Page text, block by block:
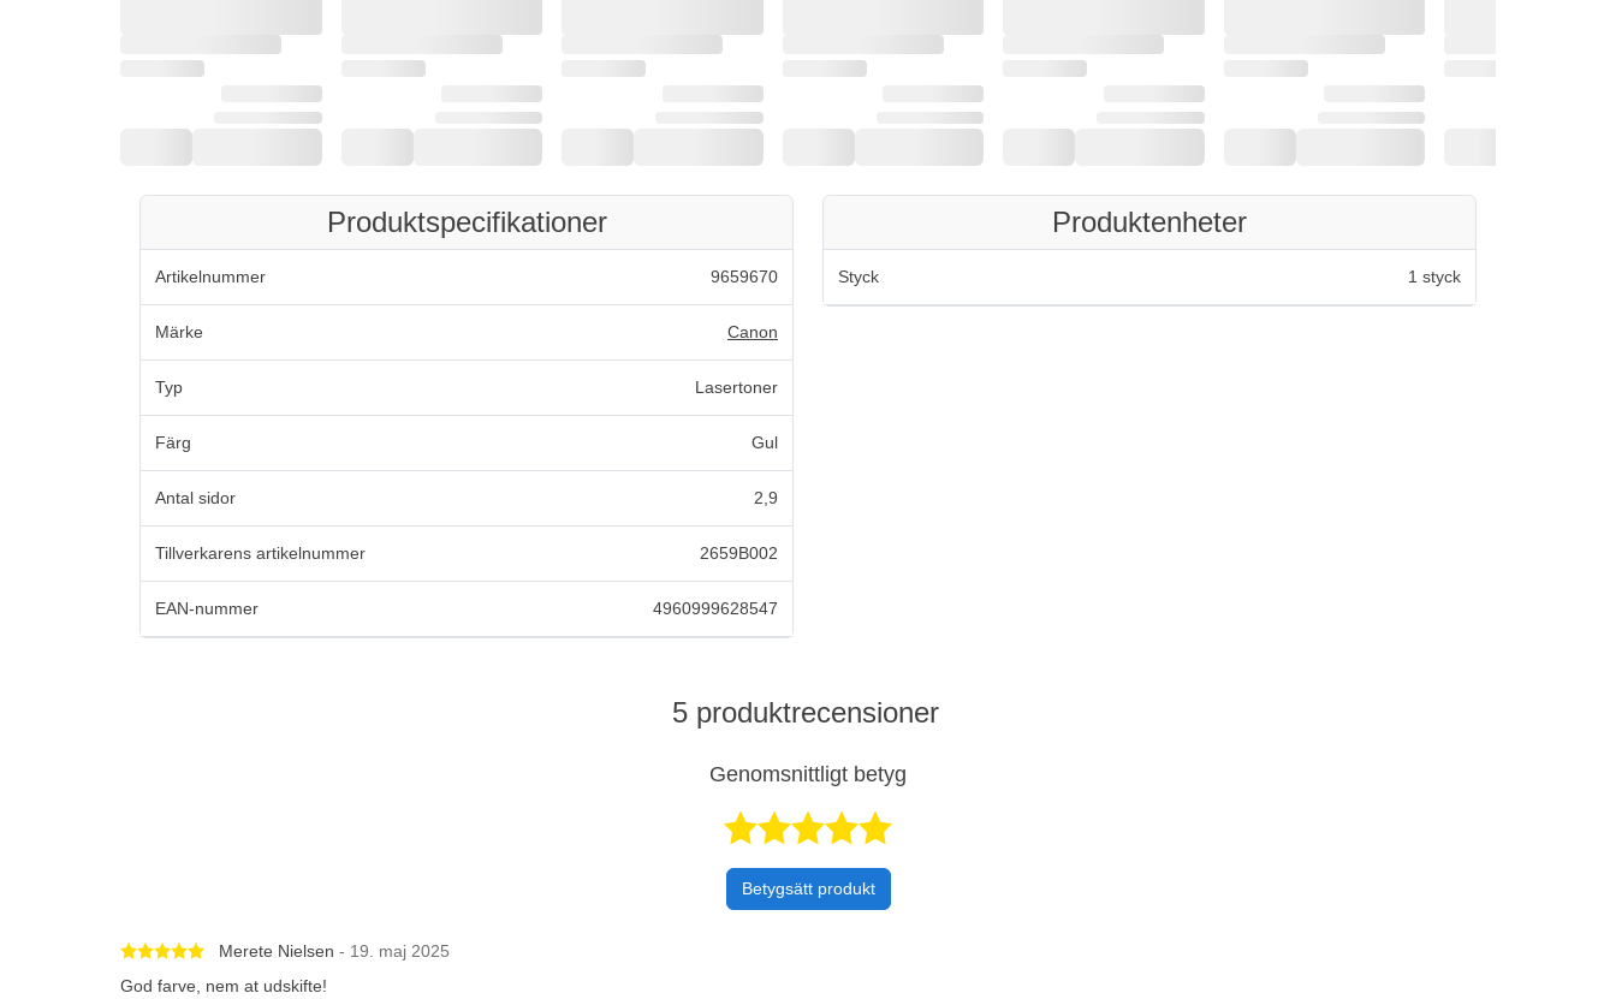
Produktspecifikationer
Artikelnummer 9659670
Märke Canon
Typ Lasertoner
Färg Gul
Antal sidor 2,9
Tillverkarens artikelnummer 2659B002
EAN-nummer 4960999628547
Produktenheter
Styck 1 styck
5 produktrecensioner
Genomsnittligt betyg
Betygsatt 5 av 5 stjärnor
Betygsätt produkt
Betygsatt 5 av 5 stjärnor
Merete Nielsen - 19. maj 2025
God farve, nem at udskifte!